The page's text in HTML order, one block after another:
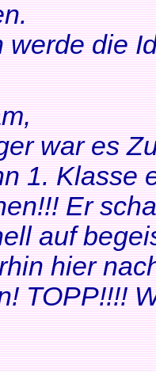
werde die
war es
1. Klasse
Er
auf
hier
TOPP!!!!